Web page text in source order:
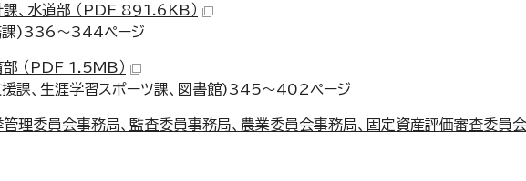
、水道部 （PDF 891.6KB）
課)336～344ページ
（PDF 1.5MB）
援課、生涯学習スポーツ課、図書館)345～402ページ
理委員会事務局、監査委員事務局、農業委員会事務局、固定資産評価審査委員